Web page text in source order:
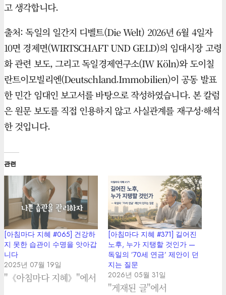
고 생각합니다.
출처: 독일의 일간지 디벨트(Die Welt) 2026년 6월 4일자
10면 경제면(WIRTSCHAFT UND GELD)의 임대시장 고령
화 관련 보도, 그리고 독일경제연구소(IW Köln)와 도이칠
란트이모빌리엔(Deutschland.Immobilien)이 공동 발표
한 민간 임대인 보고서를 바탕으로 작성하였습니다. 본 칼럼
은 원문 보도를 직접 인용하지 않고 사실관계를 재구성·해석
한 것입니다.
관련
[아침마다 지혜 #065] 건강하
지 못한 습관이 수명을 앗아갑
니다
2025년 07월 19일
"《아침마다 지혜》"에서
[아침마다 지혜 #371] 길어진
노후, 누가 지탱할 것인가 —
독일의 ’70세 연금’ 제안이 던
지는 질문
2026년 05월 31일
"게재된 글"에서